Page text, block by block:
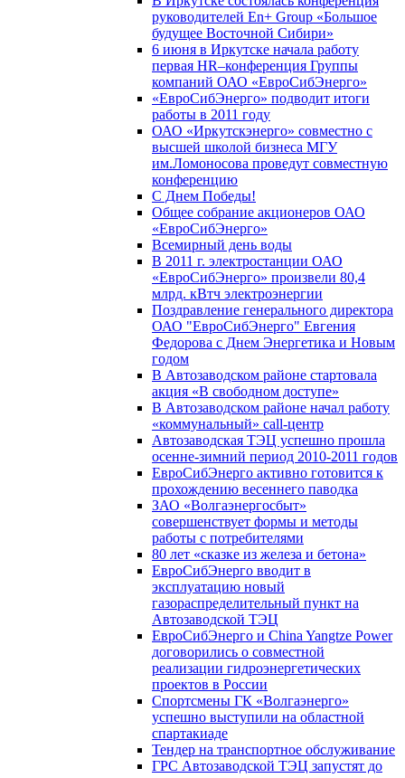
руководителей En+ Group «Большое
будущее Восточной Сибири»
6 июня в Иркутске начала работу
первая HR–конференция Группы
компаний ОАО «ЕвроСибЭнерго»
«ЕвроСибЭнерго» подводит итоги
работы в 2011 году
ОАО «Иркутскэнерго» совместно с
высшей школой бизнеса МГУ
им.Ломоносова проведут совместную
конференцию
С Днем Победы!
Общее собрание акционеров ОАО
«ЕвроСибЭнерго»
Всемирный день воды
В 2011 г. электростанции ОАО
«ЕвроСибЭнерго» произвели 80,4
млрд. кВтч электроэнергии
Поздравление генерального директора
ОАО "ЕвроСибЭнерго" Евгения
Федорова с Днем Энергетика и Новым
годом
В Автозаводском районе стартовала
акция «В свободном доступе»
В Автозаводском районе начал работу
«коммунальный» call-центр
Автозаводская ТЭЦ успешно прошла
осенне-зимний период 2010-2011 годов
ЕвроСибЭнерго активно готовится к
прохождению весеннего паводка
ЗАО «Волгаэнергосбыт»
совершенствует формы и методы
работы с потребителями
80 лет «сказке из железа и бетона»
ЕвроСибЭнерго вводит в
эксплуатацию новый
газораспределительный пункт на
Автозаводской ТЭЦ
ЕвроСибЭнерго и China Yangtze Power
договорились о совместной
реализации гидроэнергетических
проектов в России
Спортсмены ГК «Волгаэнерго»
успешно выступили на областной
спартакиаде
Тендер на транспортное обслуживание
ГРС Автозаводской ТЭЦ запустят до